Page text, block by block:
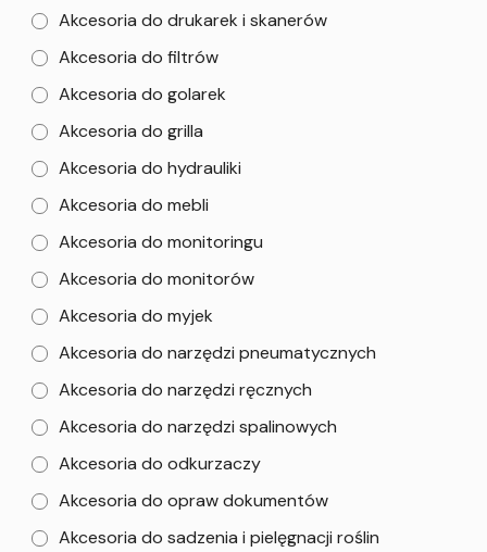
Akcesoria do drukarek i skanerów
Akcesoria do filtrów
Akcesoria do golarek
Akcesoria do grilla
Akcesoria do hydrauliki
Akcesoria do mebli
Akcesoria do monitoringu
Akcesoria do monitorów
Akcesoria do myjek
Akcesoria do narzędzi pneumatycznych
Akcesoria do narzędzi ręcznych
Akcesoria do narzędzi spalinowych
Akcesoria do odkurzaczy
Akcesoria do opraw dokumentów
Akcesoria do sadzenia i pielęgnacji roślin